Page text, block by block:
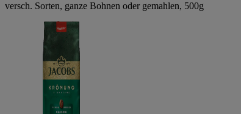
versch. Sorten, ganze Bohnen oder gemahlen, 500g